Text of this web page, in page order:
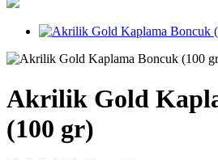
Akrilik Gold
(100 gr)